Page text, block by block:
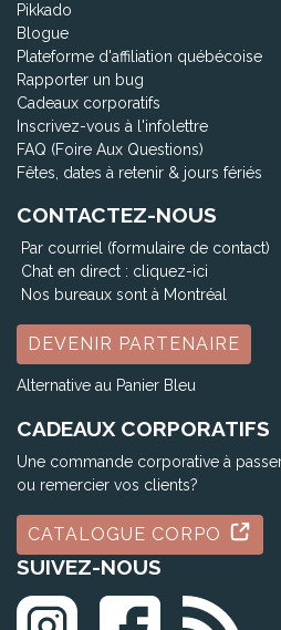
Pikkado
Blogue
Plateforme d'affiliation québécoise
Rapporter un bug
Cadeaux corporatifs
Inscrivez-vous à l'infolettre
FAQ (Foire Aux Questions)
Fêtes, dates à retenir & jours fériés
CONTACTEZ-NOUS
Par courriel (formulaire de contact)
Chat en direct : cliquez-ici
Nos bureaux sont à Montréal
DEVENIR PARTENAIRE
Alternative au Panier Bleu
CADEAUX CORPORATIFS
Une commande corporative à
ou remercier vos clients?
CATALOGUE CORPO
SUIVEZ-NOUS